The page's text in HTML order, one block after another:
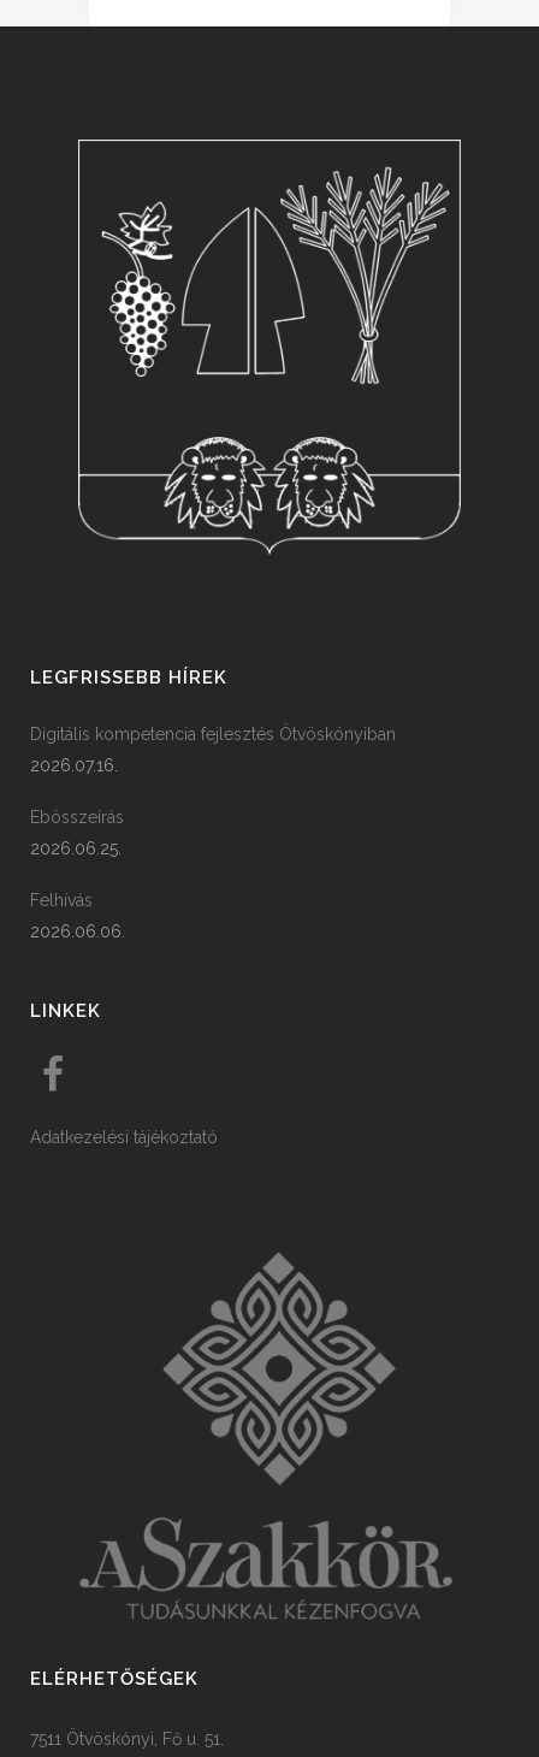
LEGFRISSEBB HÍREK
Digitális kompetencia fejlesztés Ötvöskónyiban
2026.07.16.
Ebösszeírás
2026.06.25.
Felhívás
2026.06.06.
LINKEK
Adatkezelési tájékoztató
ELÉRHETŐSÉGEK
7511 Ötvöskónyi, Fő u. 51.